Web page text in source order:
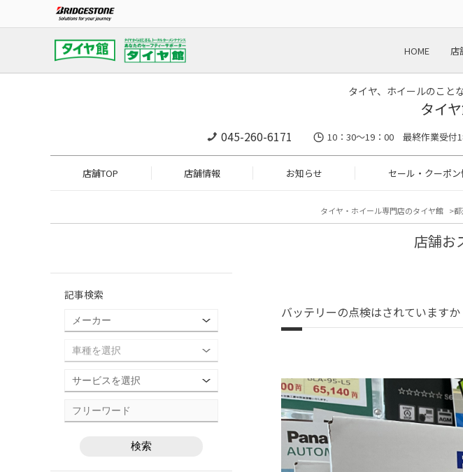
HOME 店
タイヤ、ホイールのこと
タイ
045-260-6171 10：30～19：00 最終作業受付
店舗TOP 店舗情報 お知らせ セール・クーポ
タイヤ・ホイール専門店のタイヤ館
店舗お
バッテリーの点検はされていますか
記事検索